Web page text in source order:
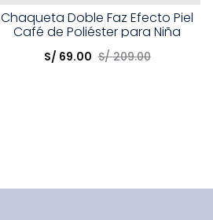
Talla
Elige una opción
Chaqueta Doble Faz Efecto Piel
Café de Poliéster para Niña
S/ 69.00 S/ 209.00